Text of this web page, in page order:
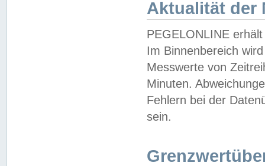
Aktualität der
PEGELONLINE
Im Binnenbereich
Messwerte von
Minuten.
Fehlern bei der
sein.